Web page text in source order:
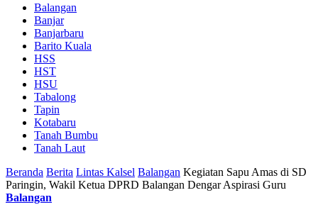
Balangan
Banjar
Banjarbaru
Barito Kuala
HSS
HST
HSU
Tabalong
Tapin
Kotabaru
Tanah Bumbu
Tanah Laut
Beranda Berita Lintas Kalsel Balangan Kegiatan Sapu Amas di SD
Paringin, Wakil Ketua DPRD Balangan Dengar Aspirasi Guru
Balangan